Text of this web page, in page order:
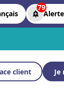
79
client Je